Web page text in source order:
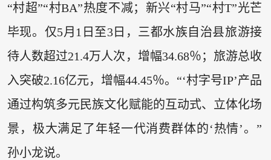
“村超”“村BA”热度不减；新兴“村马”“村T”光芒
毕现。仅5月1日至3日，三都水族自治县旅游接
待人数超过21.4万人次，增幅34.68％；旅游总收
入突破2.16亿元，增幅44.45％。“‘村字号IP’产品
通过构筑多元民族文化赋能的互动式、立体化场
景，极大满足了年轻一代消费群体的‘热情’。”
孙小龙说。